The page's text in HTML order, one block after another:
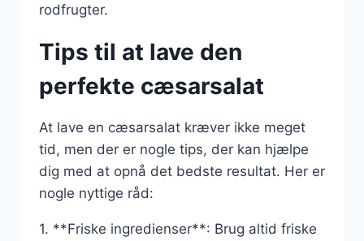
rodfrugter.
Tips til at lave den
perfekte cæsarsalat
At lave en cæsarsalat kræver ikke meget
tid, men der er nogle tips, der kan hjælpe
dig med at opnå det bedste resultat. Her er
nogle nyttige råd:
1. **Friske ingredienser**: Brug altid friske